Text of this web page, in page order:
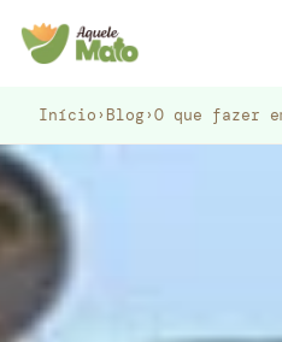
para
Início› Blog›O que fazer